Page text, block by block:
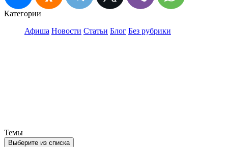
Категории
Афиша Новости Статьи Блог Без рубрики
Темы
Выберите из списка